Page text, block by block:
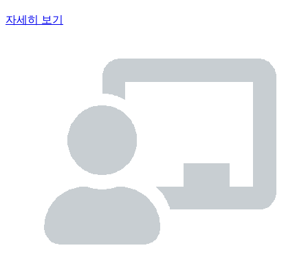
자세히 보기